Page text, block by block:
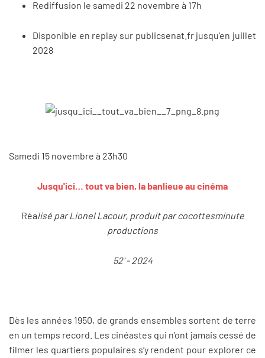
Rediffusion le samedi 22 novembre à 17h
Disponible en replay sur publicsenat.fr jusqu'en juillet
2028
Samedi 15 novembre à 23h30
Jusqu'ici… tout va bien, la banlieue au cinéma
Réalisé par Lionel Lacour, produit par cocottesminute
productions
52' - 2024
Dès les années 1950, de grands ensembles sortent de terre
en un temps record. Les cinéastes qui n’ont jamais cessé de
filmer les quartiers populaires s’y rendent pour explorer ce